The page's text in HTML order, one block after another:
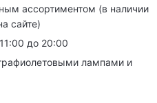
ассортиментом (в наличии
сайте)
до 20:00
лампами и